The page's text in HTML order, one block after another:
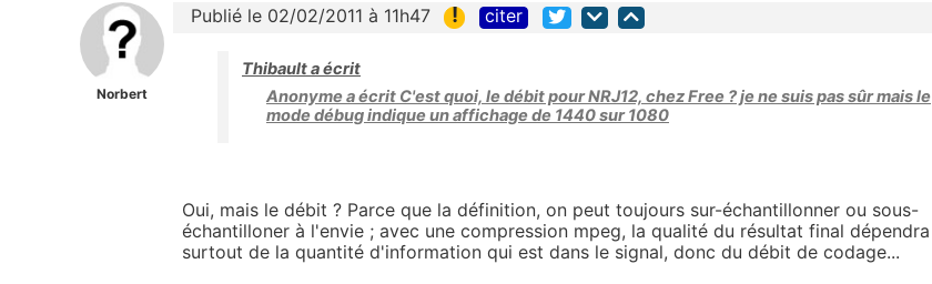
Norbert
Publié le 02/02/2011 à 11h47 ! citer
Thibault a écrit
Anonyme a écrit C'est quoi, le débit pour NRJ12, chez Free ? je ne suis pas sûr mais le
mode débug indique un affichage de 1440 sur 1080
Oui, mais le débit ? Parce que la définition, on peut toujours sur-échantillonner ou sous-
échantilloner à l'envie ; avec une compression mpeg, la qualité du résultat final dépendra
surtout de la quantité d'information qui est dans le signal, donc du débit de codage...